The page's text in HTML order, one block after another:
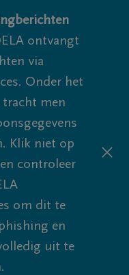
ontvangt
via
Onder het
tracht men
Klik niet op
controleer
om dit te
en
uit te